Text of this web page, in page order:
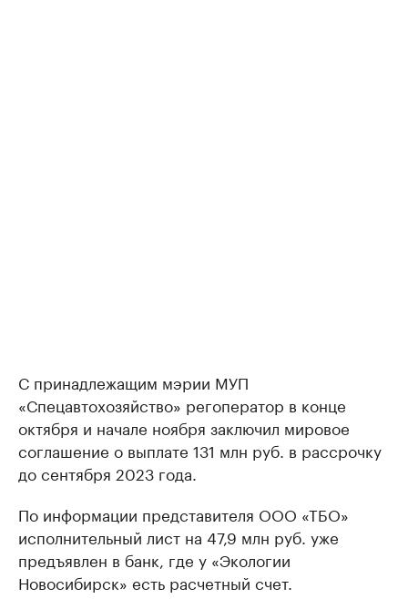
С принадлежащим мэрии МУП
«Спецавтохозяйство» регоператор в конце
октября и начале ноября заключил мировое
соглашение о выплате 131 млн руб. в рассрочку
до сентября 2023 года.
По информации представителя ООО «ТБО»
исполнительный лист на 47,9 млн руб. уже
предъявлен в банк, где у «Экологии
Новосибирск» есть расчетный счет.